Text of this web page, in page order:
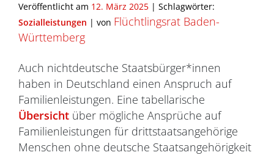
Veröffentlicht am 12. März 2025 | Schlagwörter:
Sozialleistungen | von Flüchtlingsrat Baden-
Württemberg
Auch nichtdeutsche Staatsbürger*innen
haben in Deutschland einen Anspruch auf
Familienleistungen. Eine tabellarische
Übersicht über mögliche Ansprüche auf
Familienleistungen für drittstaatsangehörige
Menschen ohne deutsche Staatsangehörigkeit